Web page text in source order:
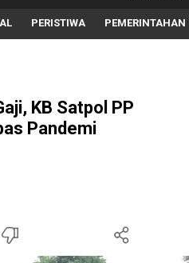
PERISTIWA PEMERINTAHAN
KB Satpol PP
Pandemi